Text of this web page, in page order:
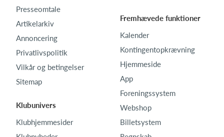
Presseomtale
Artikelarkiv
Annoncering
Privatlivspolitik
Vilkår og betingelser
Sitemap
Klubunivers
Klubhjemmesider
Fremhævede funktioner
Kalender
Kontingentopkrævning
Hjemmeside
App
Foreningssystem
Webshop
Billetsystem